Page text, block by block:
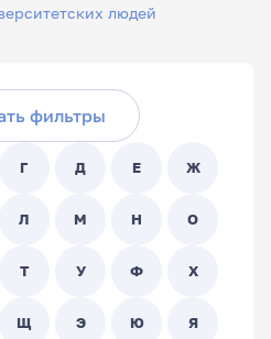
людей
фильтры
Г Д Е Ж
Л М Н О
Т У Ф Х
Щ Э Ю Я